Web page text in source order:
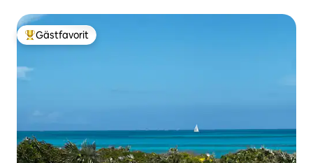
Populär gästfavorit
Gästfavorit